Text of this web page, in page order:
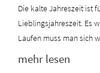
Die kalte Jahreszeit ist
Lieblingsjahreszeit. Es
Laufen muss man sich
mehr lesen